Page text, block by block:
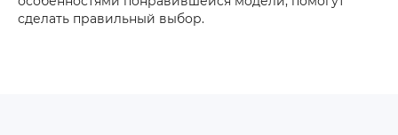
сделать правильный выбор.